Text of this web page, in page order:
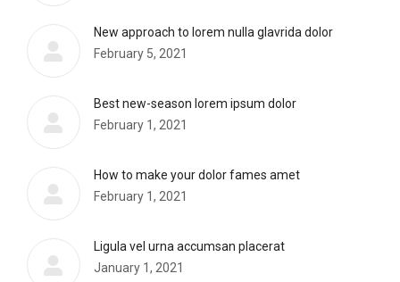
New approach to lorem nulla glavrida dolor
February 5, 2021
Best new-season lorem ipsum dolor
February 1, 2021
How to make your dolor fames amet
February 1, 2021
Ligula vel urna accumsan placerat
January 1, 2021